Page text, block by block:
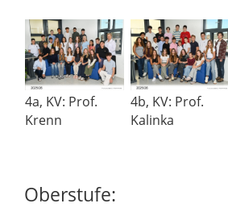
4a, KV: Prof.
Krenn
4b, KV: Prof.
Kalinka
Oberstufe: